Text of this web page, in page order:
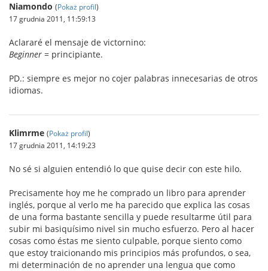
Niamondo (Pokaż profil)
17 grudnia 2011, 11:59:13
Aclararé el mensaje de victornino:
Beginner = principiante.
PD.: siempre es mejor no cojer palabras innecesarias de otros
idiomas.
Klimrme (Pokaż profil)
17 grudnia 2011, 14:19:23
No sé si alguien entendió lo que quise decir con este hilo.
Precisamente hoy me he comprado un libro para aprender
inglés, porque al verlo me ha parecido que explica las cosas
de una forma bastante sencilla y puede resultarme útil para
subir mi basiquísimo nivel sin mucho esfuerzo. Pero al hacer
cosas como éstas me siento culpable, porque siento como
que estoy traicionando mis principios más profundos, o sea,
mi determinación de no aprender una lengua que como